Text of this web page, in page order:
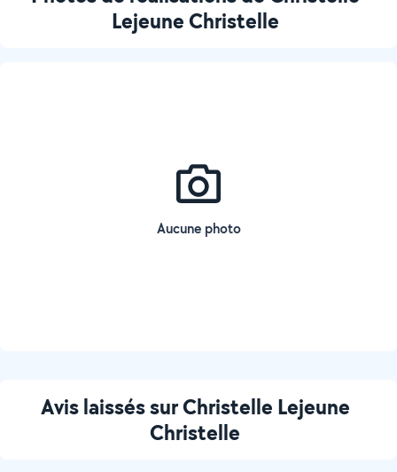
Lejeune Christelle
Aucune photo
Avis laissés sur Christelle Lejeune
Christelle